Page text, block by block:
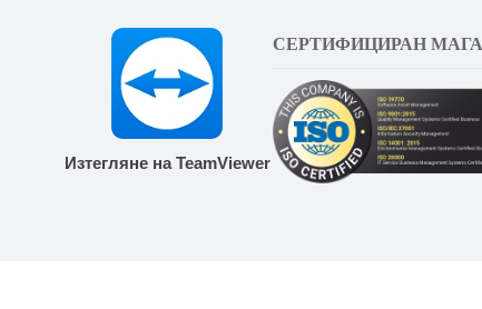
Изтегляне на TeamViewer
СЕРТИФИЦИРАН